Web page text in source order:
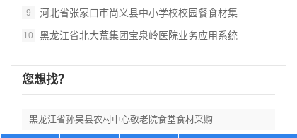
9 河北省张家口市尚义县中小学校校园餐食材集
10 黑龙江省北大荒集团宝泉岭医院业务应用系统
您想找？
黑龙江省孙吴县农村中心敬老院食堂食材采购